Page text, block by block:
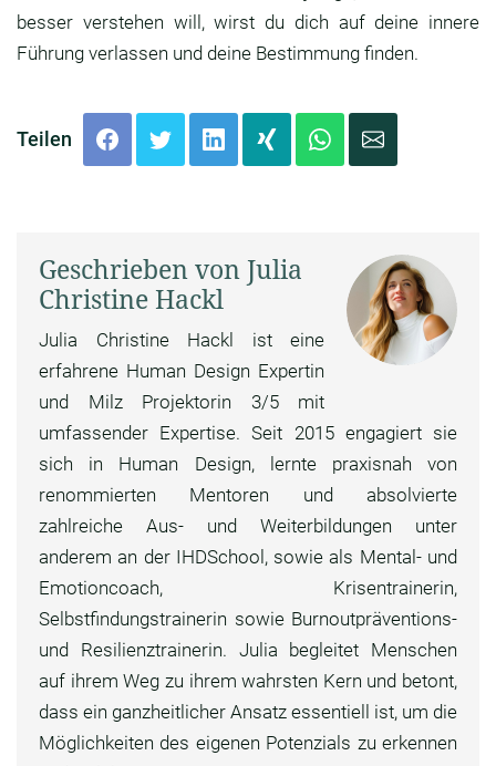
besser verstehen will, wirst du dich auf deine innere
Führung verlassen und deine Bestimmung finden.
Teilen
Geschrieben von Julia
Christine Hackl
Julia Christine Hackl ist eine
erfahrene Human Design Expertin
und Milz Projektorin 3/5 mit
umfassender Expertise. Seit 2015 engagiert sie
sich in Human Design, lernte praxisnah von
renommierten Mentoren und absolvierte
zahlreiche Aus- und Weiterbildungen unter
anderem an der IHDSchool, sowie als Mental- und
Emotioncoach, Krisentrainerin,
Selbstfindungstrainerin sowie Burnoutpräventions-
und Resilienztrainerin. Julia begleitet Menschen
auf ihrem Weg zu ihrem wahrsten Kern und betont,
dass ein ganzheitlicher Ansatz essentiell ist, um die
Möglichkeiten des eigenen Potenzials zu erkennen